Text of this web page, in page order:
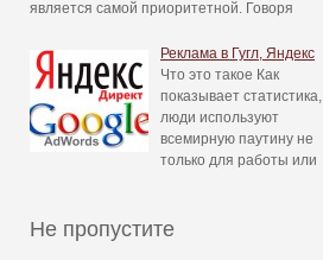
является самой приоритетной. Говоря
Реклама в Гугл, Яндекс
Что это такое Как
показывает статистика,
люди используют
всемирную паутину не
только для работы или
Не пропустите